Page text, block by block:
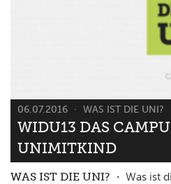
06.07.2016 WAS IST DIE UNI?
WIDU13 DAS
UNIMITKIND
WAS IST DIE UNI?
Was ist